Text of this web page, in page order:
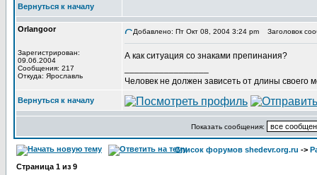
Вернуться к началу
Orlangoor
Зарегистрирован:
09.06.2004
Сообщения: 217
Откуда: Ярославль
Добавлено: Пт Окт 08, 2004 3:24 pm Заголовок
А как ситуация со знаками препинания?
Человек не должен зависеть от длины
Вернуться к началу
Показать сообщения:
Список форумов shedevr.org.ru ->
Страница 1 из 9